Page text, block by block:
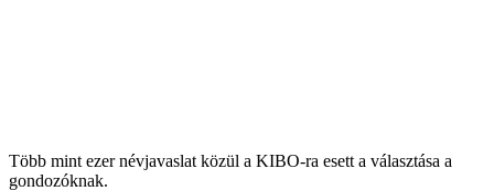
Több mint ezer névjavaslat közül a KIBO-ra esett a választása a
gondozóknak.